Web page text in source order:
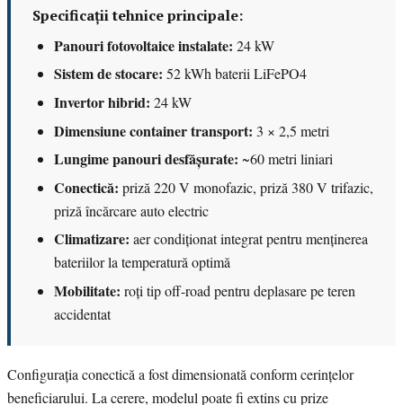
Specificații tehnice principale:
Panouri fotovoltaice instalate: 24 kW
Sistem de stocare: 52 kWh baterii LiFePO4
Invertor hibrid: 24 kW
Dimensiune container transport: 3 × 2,5 metri
Lungime panouri desfășurate: ~60 metri liniari
Conectică: priză 220 V monofazic, priză 380 V trifazic,
priză încărcare auto electric
Climatizare: aer condiționat integrat pentru menținerea
bateriilor la temperatură optimă
Mobilitate: roți tip off-road pentru deplasare pe teren
accidentat
Configurația conectică a fost dimensionată conform cerințelor
beneficiarului. La cerere, modelul poate fi extins cu prize